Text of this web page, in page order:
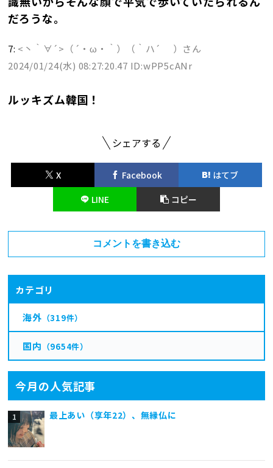
だろうな。
7: <丶｀∀´>（´・ω・｀）（｀ハ´ ）さん
2024/01/24(水) 08:27:20.47 ID:wPP5cANr
ルッキズム韓国！
シェアする
X Facebook
はてブ
LINE
コピー
コメントを書き込む
カテゴリ
海外 （319件）
国内 （9654件）
今月の人気記事
最上あい（享年22）、無縁仏に